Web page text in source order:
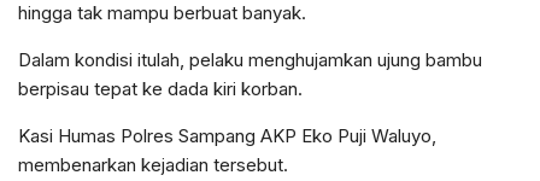
hingga tak mampu berbuat banyak.
Dalam kondisi itulah, pelaku menghujamkan ujung bambu
berpisau tepat ke dada kiri korban.
Kasi Humas Polres Sampang AKP Eko Puji Waluyo,
membenarkan kejadian tersebut.